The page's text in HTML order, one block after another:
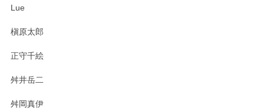
Lue
槇原太郎
正守千絵
舛井岳二
舛岡真伊